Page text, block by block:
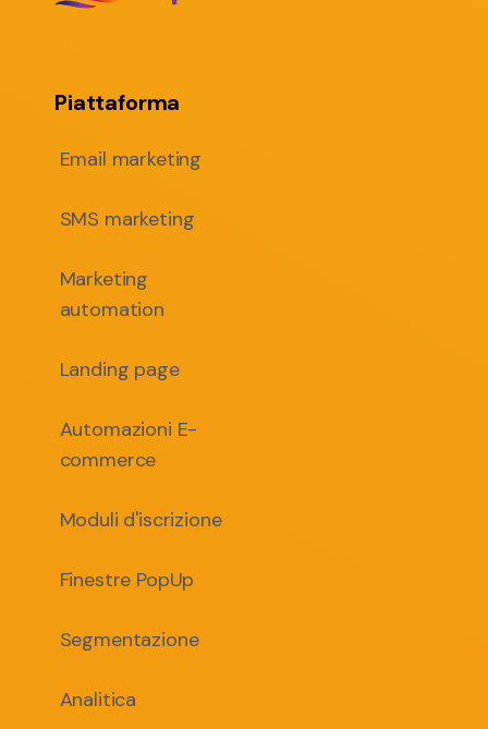
Piattaforma
Email marketing
SMS marketing
Marketing
automation
Landing page
Automazioni E-
commerce
Moduli d'iscrizione
Finestre PopUp
Segmentazione
Analitica